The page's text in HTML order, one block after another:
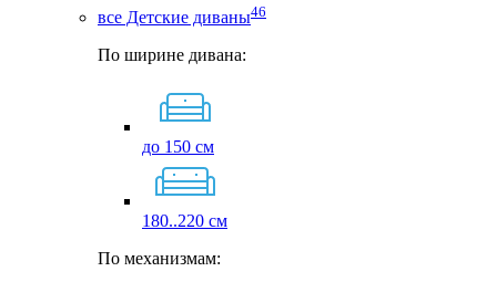
все Детские диваны46
По ширине дивана:
до 150 см
180..220 см
По механизмам: